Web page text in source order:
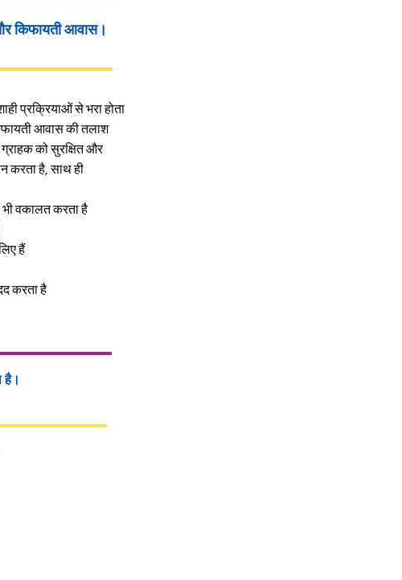
किफायती आवास।
प्रक्रियाओं से भरा होता
आवास की तलाश
को सुरक्षित और
करता है, साथ ही
वकालत करता है
हैं
करता है
है।